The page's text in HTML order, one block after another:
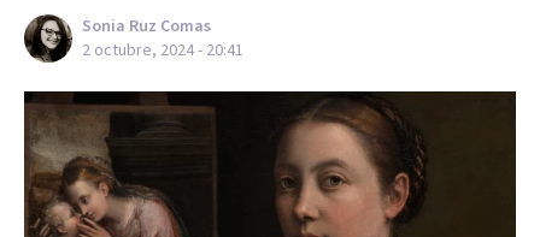
Sonia Ruz Comas
2 octubre, 2024 - 20:41